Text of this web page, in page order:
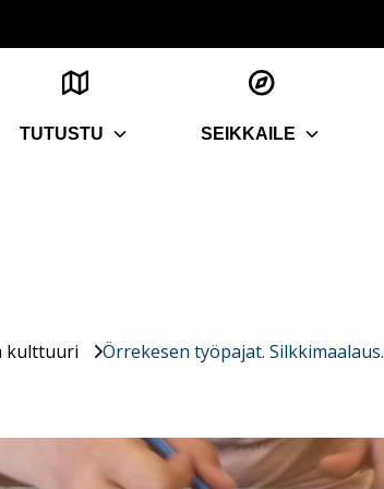
TUTUSTU SEIKKAILE
kulttuuri Örrekesen työpajat. Silkkimaalaus.